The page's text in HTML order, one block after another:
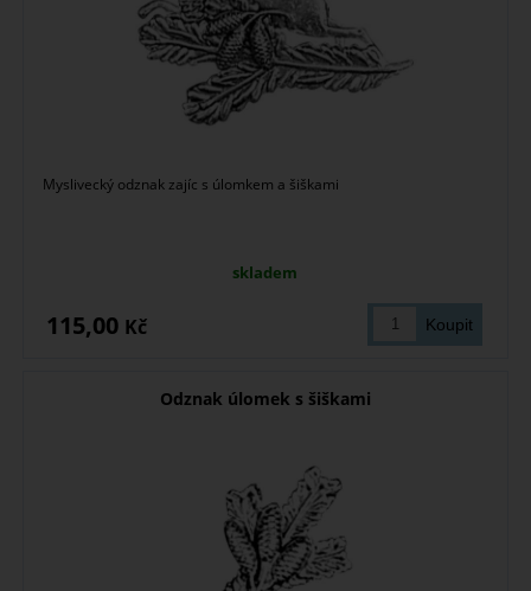
Myslivecký odznak zajíc s úlomkem a šiškami
skladem
115,00 Kč
Odznak úlomek s šiškami